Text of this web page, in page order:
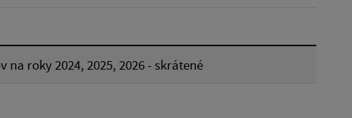
roky 2024, 2025, 2026 - skrátené